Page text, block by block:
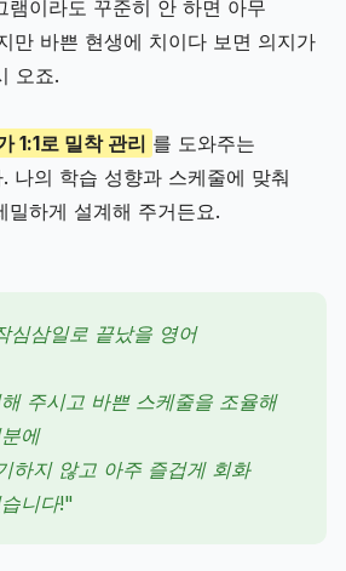
램이라도 꾸준히 안 하면 아무
만 바쁜 현생에 치이다 보면 의지가
오죠.
1:1로 밀착 관리 를 도와주는
나의 학습 성향과 스케줄에 맞춰
밀하게 설계해 주거든요.
심삼일로 끝났을 영어
주시고 바쁜 스케줄을 조율해
에
하지 않고 아주 즐겁게 회화
니다!"